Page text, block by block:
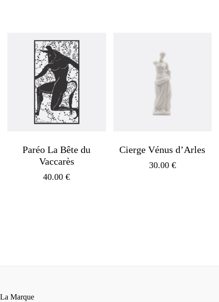
Paréo La Bête du
Vaccarès
40.00€
Cierge Vénus d’Arles
30.00 €
La Marque